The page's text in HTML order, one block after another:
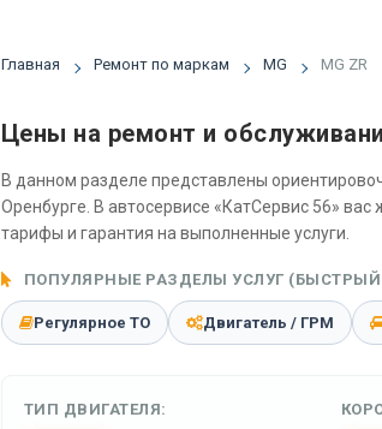
Главная Ремонт по маркам MG MG ZR
Цены на ремонт и
В данном разделе представлены
Оренбурге. В автосервисе «КатСервис 56»
тарифы и гарантия на выполненные услуги.
ПОПУЛЯРНЫЕ РАЗДЕЛЫ УСЛУГ (БЫСТРЫЙ
Регулярное ТО Двигатель / ГРМ
ТИП ДВИГАТЕЛЯ: